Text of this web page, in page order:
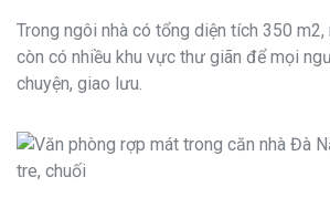
Trong ngôi nhà có tổng diện tích 350
còn có nhiều khu vực thư giãn để mọi
chuyện, giao lưu.